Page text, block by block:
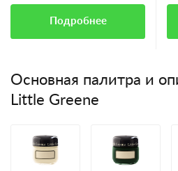
Подробнее
Основная палитра и
Little Greene